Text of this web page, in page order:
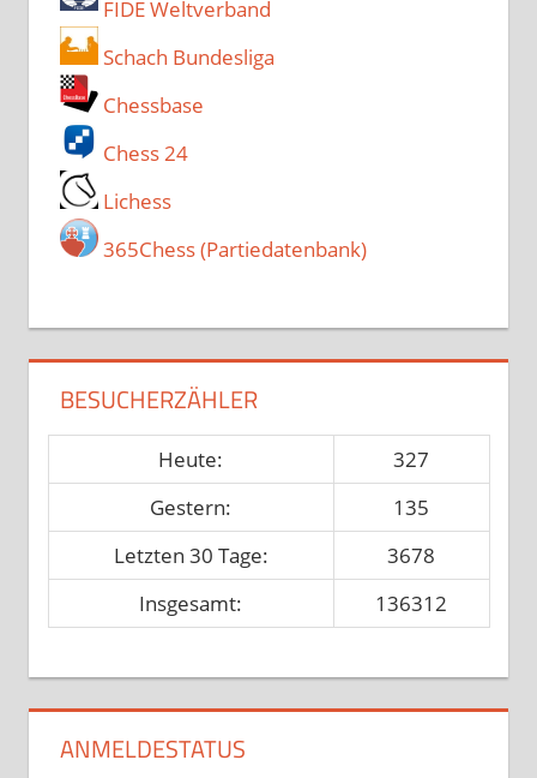
FIDE Weltverband
Schach Bundesliga
Chessbase
Chess 24
Lichess
365Chess (Partiedatenbank)
BESUCHERZÄHLER
Heute:
327
Gestern:
135
Letzten 30 Tage:
3678
Insgesamt:
136312
ANMELDESTATUS